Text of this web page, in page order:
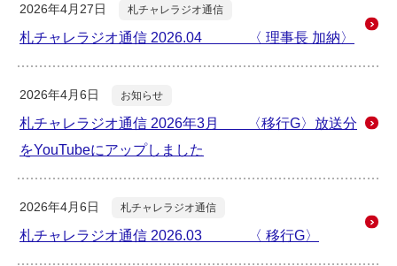
2026年4月27日 札チャレラジオ通信
札チャレラジオ通信 2026.04 〈 理事長 加納〉
2026年4月6日 お知らせ
札チャレラジオ通信 2026年3月 〈移行G〉放送分
をYouTubeにアップしました
2026年4月6日 札チャレラジオ通信
札チャレラジオ通信 2026.03 〈 移行G〉